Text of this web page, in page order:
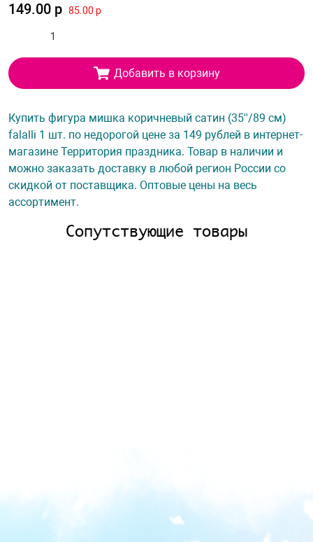
149.00 р 85.00 р
Добавить в корзину
Купить фигура мишка коричневый сатин (35''/89 см)
falalli 1 шт. по недорогой цене за 149 рублей в интернет-
магазине Территория праздника. Товар в наличии и
можно заказать доставку в любой регион России со
скидкой от поставщика. Оптовые цены на весь
ассортимент.
Сопутствующие товары